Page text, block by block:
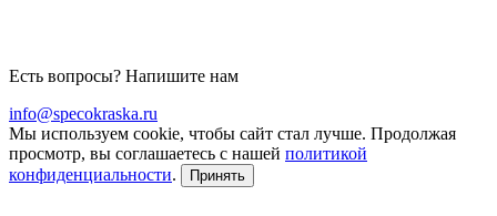
Есть вопросы? Напишите нам
info@specokraska.ru
Мы используем cookie, чтобы сайт стал лучше. Продолжая
просмотр, вы соглашаетесь с нашей политикой
конфиденциальности. Принять